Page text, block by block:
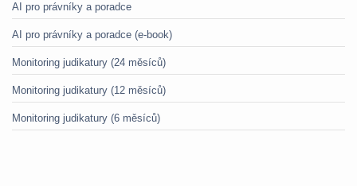
AI pro právníky a poradce
AI pro právníky a poradce (e-book)
Monitoring judikatury (24 měsíců)
Monitoring judikatury (12 měsíců)
Monitoring judikatury (6 měsíců)